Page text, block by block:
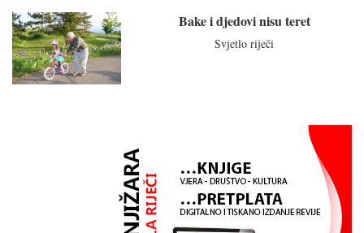
Bake i djedovi nisu teret
Svjetlo riječi